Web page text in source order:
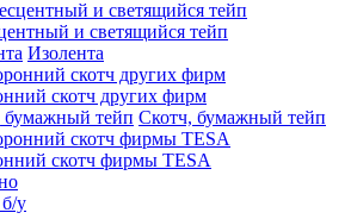
и светящийся тейп
Изолента
скотч других фирм
Скотч, бумажный тейп
скотч фирмы TESA
у